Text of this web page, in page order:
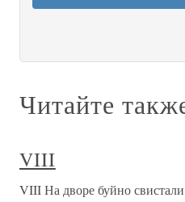
Читайте
VIII
VIII На дворе буйно